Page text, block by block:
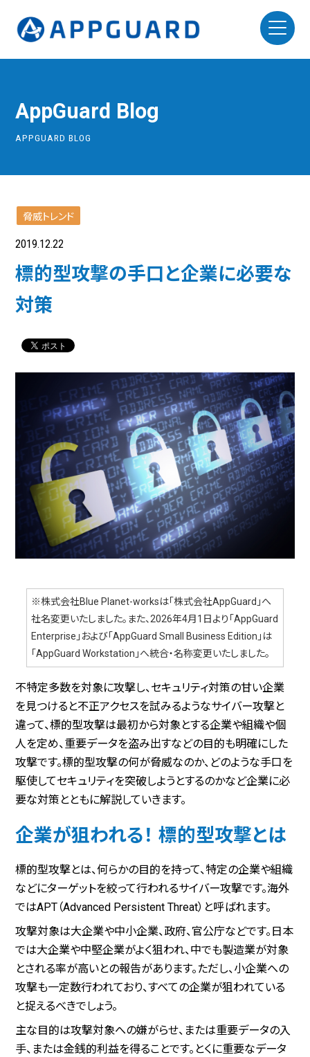
AppGuard Blog
APPGUARD BLOG
脅威トレンド
2019.12.22
標的型攻撃の手口と企業に必要な
対策
※株式会社Blue Planet-worksは「株式会社AppGuard」へ
社名変更いたしました。また、2026年4月1日より「AppGuard
Enterprise」および「AppGuard Small Business Edition」は
「AppGuard Workstation」へ統合・名称変更いたしました。
不特定多数を対象に攻撃し、セキュリティ対策の甘い企業
を見つけると不正アクセスを試みるようなサイバー攻撃と
違って、標的型攻撃は最初から対象とする企業や組織や個
人を定め、重要データを盗み出すなどの目的も明確にした
攻撃です。標的型攻撃の何が脅威なのか、どのような手口を
駆使してセキュリティを突破しようとするのかなど企業に必
要な対策とともに解説していきます。
企業が狙われる！ 標的型攻撃とは
標的型攻撃とは、何らかの目的を持って、特定の企業や組織
などにターゲットを絞って行われるサイバー攻撃です。海外
ではAPT（Advanced Persistent Threat）と呼ばれます。
攻撃対象は大企業や中小企業、政府、官公庁などです。日本
では大企業や中堅企業がよく狙われ、中でも製造業が対象
とされる率が高いとの報告があります。ただし、小企業への
攻撃も一定数行われており、すべての企業が狙われている
と捉えるべきでしょう。
主な目的は攻撃対象への嫌がらせ、または重要データの入
手、または金銭的利益を得ることです。とくに重要なデータ